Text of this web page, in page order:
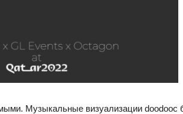
Музыкальные визуализации doodooc